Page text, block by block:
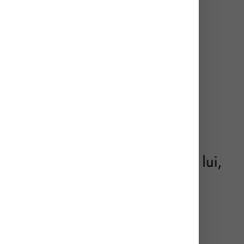
fiscale pour un
» !
immobilier, la plus-value
à la différence entre le
d’acquisition.
peut être diminué de
peut être, quant à lui,
construction, de
ou d’amélioration,
et réalisées par une